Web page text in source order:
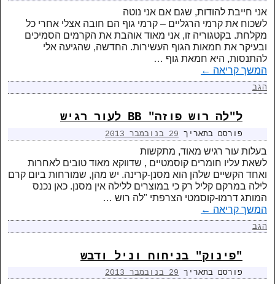
אני חייבת להודות, שגם אם אני נוטה
לשכוח את קרמי הרגליים – קרמי גוף הם חובה אצלי אחרי כל
מקלחת. בקטגוריה זו, אני מאוד אוהבת את הקרמים הסמיכים
ובעיקר את חמאות הגוף העשירות. החדשה, שהגיעה אלי
להתנסות, היא חמאת גוף …
המשך קריאה ←
הגב
ל"לה רוש פוזה" BB לעור רגיש
פורסם בתאריך 29 בנובמבר 2013
בעלות עור רגיש מאוד, מתקשות
לשאת עליו חומרים קוסמטיים , שדווקא מאוד טובים לאחרות
ואחד הקשיים שלהן הוא מסנן-קרינה. יש מהן, שמורחות ביום קרם
לילה במרקם קליל רק כי במוצרים ללילה אין מסנן. כאן נכנס
המותג דרמו-קוסמטי הצרפתי "לה רוש …
המשך קריאה ←
הגב
"פינוק" בניחוח וניל ודבש
פורסם בתאריך 29 בנובמבר 2013